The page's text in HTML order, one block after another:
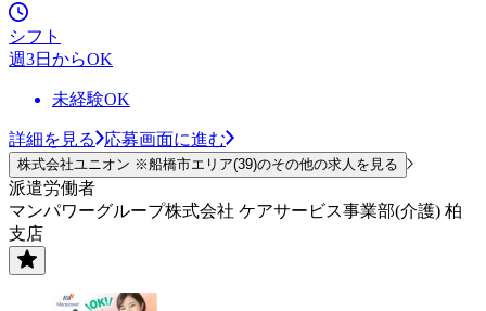
シフト
週3日からOK
未経験OK
詳細を見る 応募画面に進む
株式会社ユニオン ※船橋市エリア(39)のその他の求人を見る
派遣労働者
マンパワーグループ株式会社 ケアサービス事業部(介護) 柏
支店